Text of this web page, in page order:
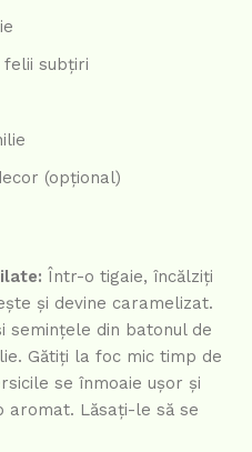
felii subțiri
(opțional)
Într-o tigaie, încălziți
și devine caramelizat.
semințele din batonul de
Gătiți la foc mic timp de
se înmoaie ușor și
aromat. Lăsați-le să se